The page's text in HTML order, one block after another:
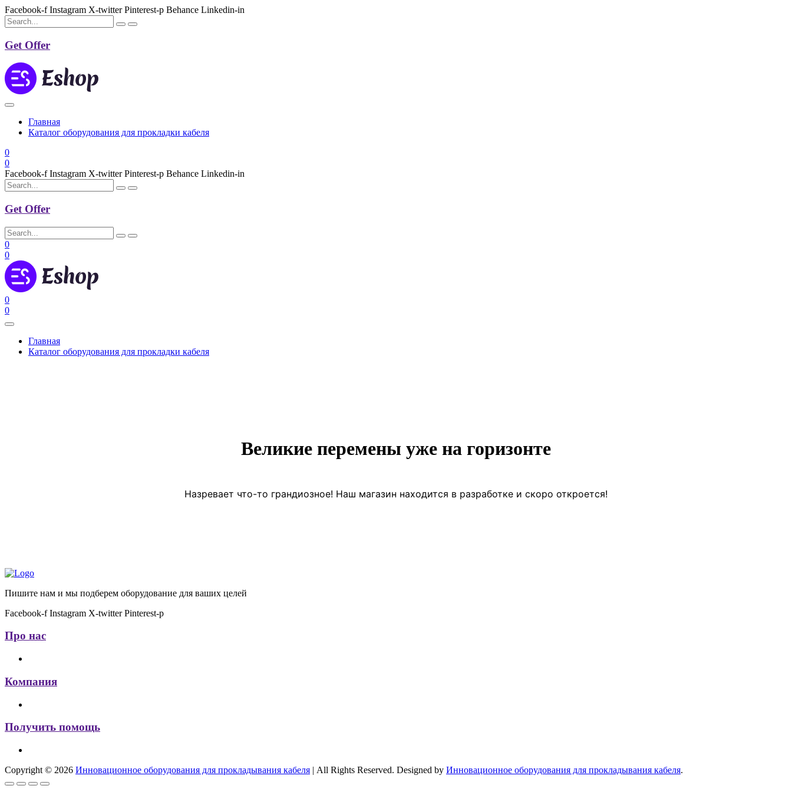
Facebook-f Instagram X-twitter Pinterest-p Behance Linkedin-in
Get Offer
Главная
Каталог оборудования для прокладки кабеля
0
0
Facebook-f Instagram X-twitter Pinterest-p Behance Linkedin-in
Get Offer
0
0
0
0
Главная
Каталог оборудования для прокладки кабеля
Великие перемены уже на горизонте
Назревает что-то грандиозное! Наш магазин находится в разработке и скоро откроется!
Пишите нам и мы подберем оборудование для ваших целей
Facebook-f Instagram X-twitter Pinterest-p
Про нас
Компания
Получить помощь
Copyright © 2026 Инновационное оборудования для прокладывания кабеля | All Rights Reserved. Designed by Инновационное оборудования для прокладывания кабеля.